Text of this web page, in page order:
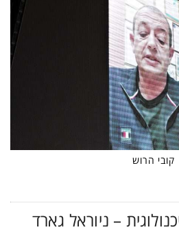
קובי הרוש
– ניוראל גארד